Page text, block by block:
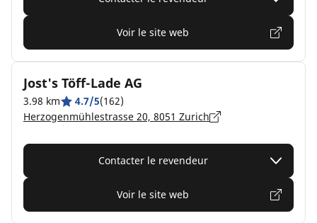
Voir le site web
Jost's Töff-Lade AG
3.98 km 4.7/5(162)
Herzogenmühlestrasse 20, 8051 Zurich
Contacter le revendeur
Voir le site web